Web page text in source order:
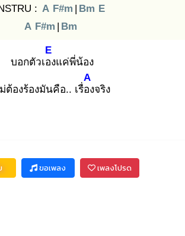
: A F#m | Bm E
A F#m | Bm
บอกตัวเอง
E
แค่พี่น้อง
ต้องร้องมันคือ.. เรื่อง
A
จริง
ขอเพลง เพลงโปรด